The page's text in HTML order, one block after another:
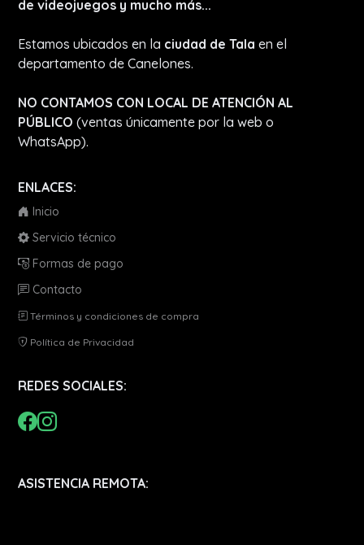
de videojuegos y mucho más...
Estamos ubicados en la ciudad de Tala en el
departamento de Canelones.
NO CONTAMOS CON LOCAL DE ATENCIÓN AL
PÚBLICO (ventas únicamente por la web o
WhatsApp).
ENLACES:
Inicio
Servicio técnico
Formas de pago
Contacto
Términos y condiciones de compra
Política de Privacidad
REDES SOCIALES:
ASISTENCIA REMOTA: